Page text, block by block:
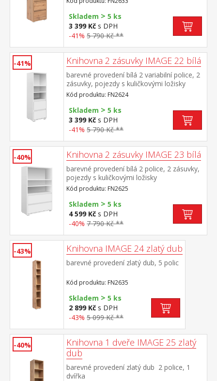
Skladem > 5 ks
3 399 Kč s DPH
-41% 5 790 Kč **
-41% Knihovna 2 zásuvky IMAGE 22 bílá
barevné provedení bílá 2 variabilní police, 2
zásuvky, pojezdy s kuličkovými ložisky
Kód produktu: FN2624
Skladem > 5 ks
3 399 Kč s DPH
-41% 5 790 Kč **
-40% Knihovna 2 zásuvky IMAGE 23 bílá
barevné provedení bílá 2 police, 2 zásuvky,
pojezdy s kuličkovými ložisky
Kód produktu: FN2625
Skladem > 5 ks
4 599 Kč s DPH
-40% 7 790 Kč **
-43% Knihovna IMAGE 24 zlatý dub
barevné provedení zlatý dub, 5 polic
Kód produktu: FN2635
Skladem > 5 ks
2 899 Kč s DPH
-43% 5 099 Kč **
-40%
Knihovna 1 dveře IMAGE 25 zlatý
dub
barevné provedení zlatý dub 2 police, 1
dvířka